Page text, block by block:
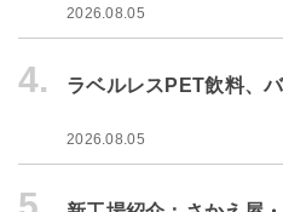
2026.08.05
4. ラベルレスPET飲料、
2026.08.05